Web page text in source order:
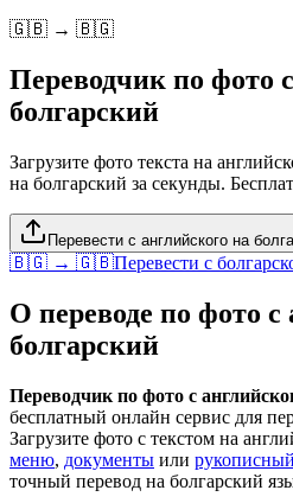
🇬🇧 → 🇧🇬
Переводчик по фото с
болгарский
Загрузите фото текста на
на болгарский за секунды.
Перевести с английского на
🇧🇬 → 🇬🇧Перевести с
О переводе по фото с
болгарский
Переводчик по фото с
бесплатный онлайн сервис для
Загрузите фото с текстом на
меню, документы или
точный перевод на болгарский